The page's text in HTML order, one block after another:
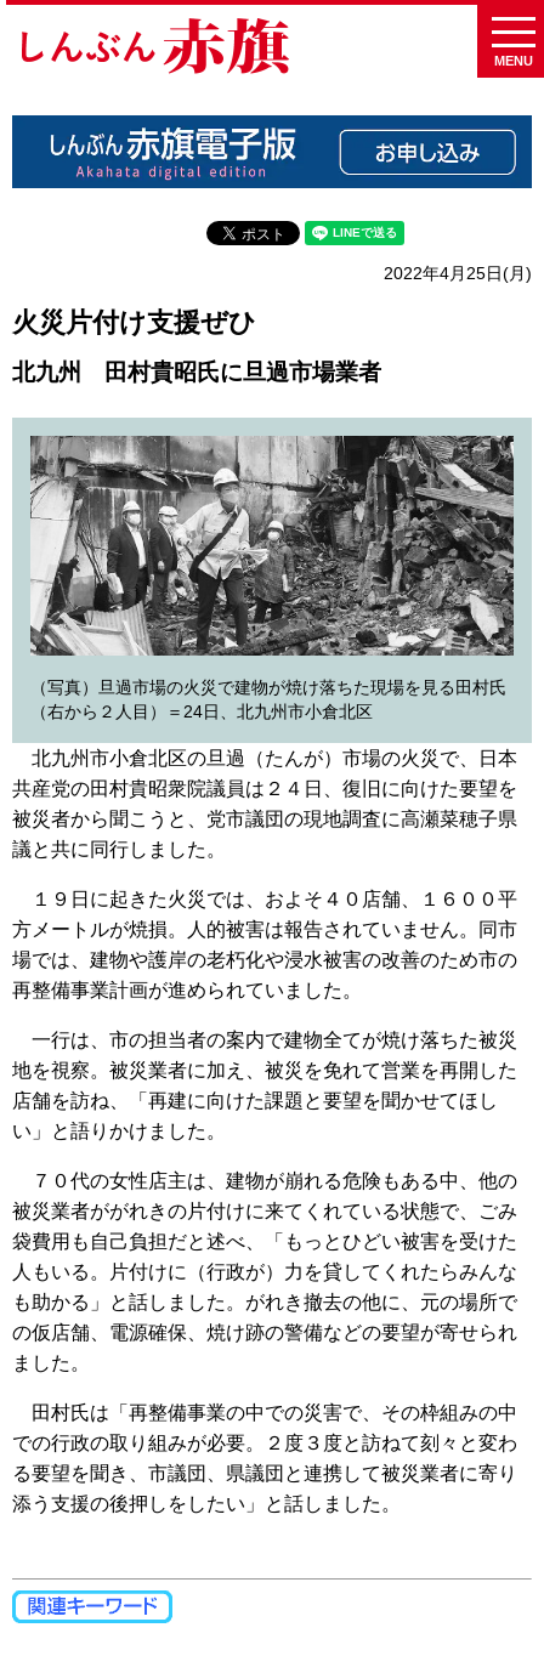
MENU
2022年4月25日(月)
火災片付け支援ぜひ
北九州 田村貴昭氏に旦過市場業者
（写真）旦過市場の火災で建物が焼け落ちた現場を見る田村氏
（右から２人目）＝24日、北九州市小倉北区
北九州市小倉北区の旦過（たんが）市場の火災で、日本
共産党の田村貴昭衆院議員は２４日、復旧に向けた要望を
被災者から聞こうと、党市議団の現地調査に高瀬菜穂子県
議と共に同行しました。
１９日に起きた火災では、およそ４０店舗、１６００平
方メートルが焼損。人的被害は報告されていません。同市
場では、建物や護岸の老朽化や浸水被害の改善のため市の
再整備事業計画が進められていました。
一行は、市の担当者の案内で建物全てが焼け落ちた被災
地を視察。被災業者に加え、被災を免れて営業を再開した
店舗を訪ね、「再建に向けた課題と要望を聞かせてほし
い」と語りかけました。
７０代の女性店主は、建物が崩れる危険もある中、他の
被災業者ががれきの片付けに来てくれている状態で、ごみ
袋費用も自己負担だと述べ、「もっとひどい被害を受けた
人もいる。片付けに（行政が）力を貸してくれたらみんな
も助かる」と話しました。がれき撤去の他に、元の場所で
の仮店舗、電源確保、焼け跡の警備などの要望が寄せられ
ました。
田村氏は「再整備事業の中での災害で、その枠組みの中
での行政の取り組みが必要。２度３度と訪ねて刻々と変わ
る要望を聞き、市議団、県議団と連携して被災業者に寄り
添う支援の後押しをしたい」と話しました。